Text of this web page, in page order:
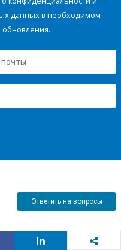
данных в необходимом
Ответить на вопросы